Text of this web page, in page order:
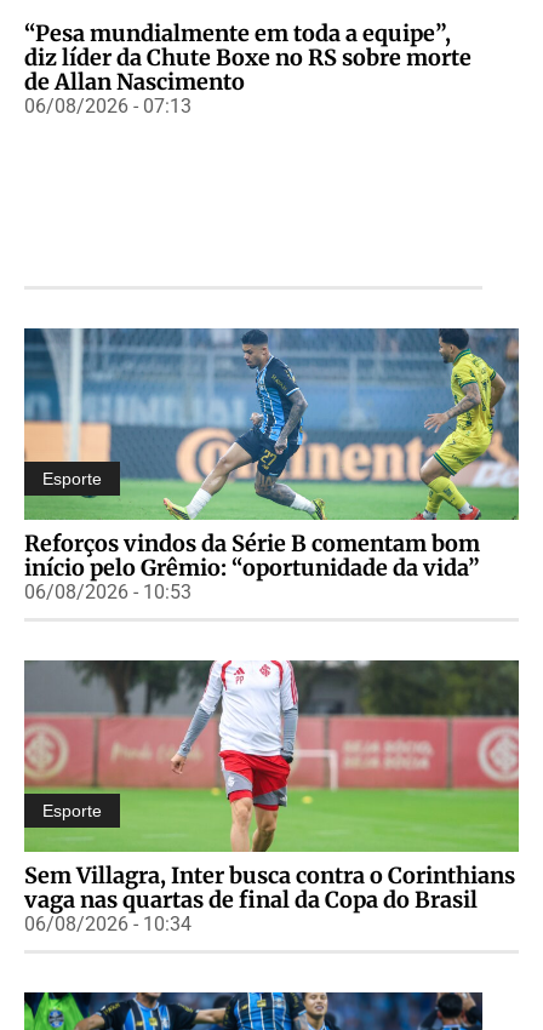
“Pesa mundialmente em toda a equipe”,
diz líder da Chute Boxe no RS sobre morte
de Allan Nascimento
06/08/2026 - 07:13
Esporte
Reforços vindos da Série B comentam bom
início pelo Grêmio: “oportunidade da vida”
06/08/2026 - 10:53
Esporte
Sem Villagra, Inter busca contra o Corinthians
vaga nas quartas de final da Copa do Brasil
06/08/2026 - 10:34